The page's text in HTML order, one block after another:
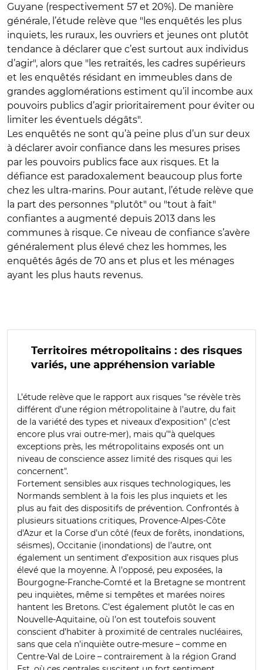
Guyane (respectivement 57 et 20%). De manière
générale, l’étude relève que "les enquêtés les plus
inquiets, les ruraux, les ouvriers et jeunes ont plutôt
tendance à déclarer que c’est surtout aux individus
d’agir", alors que "les retraités, les cadres supérieurs
et les enquêtés résidant en immeubles dans de
grandes agglomérations estiment qu’il incombe aux
pouvoirs publics d’agir prioritairement pour éviter ou
limiter les éventuels dégâts".
Les enquêtés ne sont qu’à peine plus d’un sur deux
à déclarer avoir confiance dans les mesures prises
par les pouvoirs publics face aux risques. Et la
défiance est paradoxalement beaucoup plus forte
chez les ultra-marins. Pour autant, l’étude relève que
la part des personnes "plutôt" ou "tout à fait"
confiantes a augmenté depuis 2013 dans les
communes à risque. Ce niveau de confiance s’avère
généralement plus élevé chez les hommes, les
enquêtés âgés de 70 ans et plus et les ménages
ayant les plus hauts revenus.
Territoires métropolitains : des risques
variés, une appréhension variable
L’étude relève que le rapport aux risques "se révèle très
différent d’une région métropolitaine à l’autre, du fait
de la variété des types et niveaux d’exposition" (c’est
encore plus vrai outre-mer), mais qu’"à quelques
exceptions près, les métropolitains exposés ont un
niveau de conscience assez limité des risques qui les
concernent".
Fortement sensibles aux risques technologiques, les
Normands semblent à la fois les plus inquiets et les
plus au fait des dispositifs de prévention. Confrontés à
plusieurs situations critiques, Provence-Alpes-Côte
d'Azur et la Corse d’un côté (feux de forêts, inondations,
séismes), Occitanie (inondations) de l’autre, ont
également un sentiment d’exposition aux risques plus
élevé que la moyenne. À l’opposé, peu exposées, la
Bourgogne-Franche-Comté et la Bretagne se montrent
peu inquiètes, même si tempêtes et marées noires
hantent les Bretons. C’est également plutôt le cas en
Nouvelle-Aquitaine, où l’on est toutefois souvent
conscient d’habiter à proximité de centrales nucléaires,
sans que cela n’inquiète outre-mesure – comme en
Centre-Val de Loire – contrairement à la région Grand